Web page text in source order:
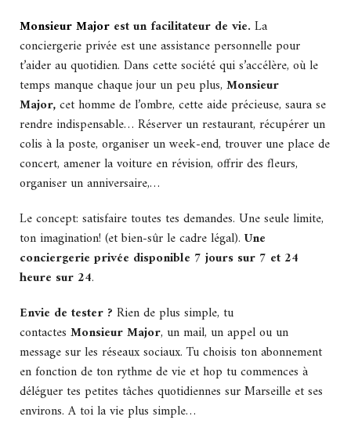
Monsieur Major est un facilitateur de vie. La
conciergerie privée est une assistance personnelle pour
t’aider au quotidien. Dans cette société qui s’accélère, où le
temps manque chaque jour un peu plus, Monsieur
Major,cet homme de l’ombre, cette aide précieuse, saura se
rendre indispensable… Réserver un restaurant, récupérer un
colis à la poste, organiser un week-end, trouver une place de
concert, amener la voiture en révision, offrir des fleurs,
organiser un anniversaire,…
Le concept: satisfaire toutes tes demandes. Une seule limite,
ton imagination! (et bien-sûr le cadre légal). Une
conciergerie privée disponible 7 jours sur 7 et 24
heure sur 24.
Envie de tester ? Rien de plus simple, tu
contactes Monsieur Major, un mail, un appel ou un
message sur les réseaux sociaux. Tu choisis ton abonnement
en fonction de ton rythme de vie et hop tu commences à
déléguer tes petites tâches quotidiennes sur Marseille et ses
environs. A toi la vie plus simple…